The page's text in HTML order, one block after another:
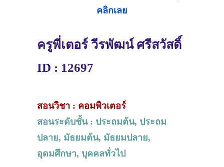
คลิกเลย
ครูพี่เตอร์ วีรพัฒน์ ศรีสวัสดิ์
ID : 12697
สอนวิชา : คอมพิวเตอร์
สอนระดับชั้น : ประถมต้น, ประถม
ปลาย, มัธยมต้น, มัธยมปลาย,
อุดมศึกษา, บุคคลทั่วไป